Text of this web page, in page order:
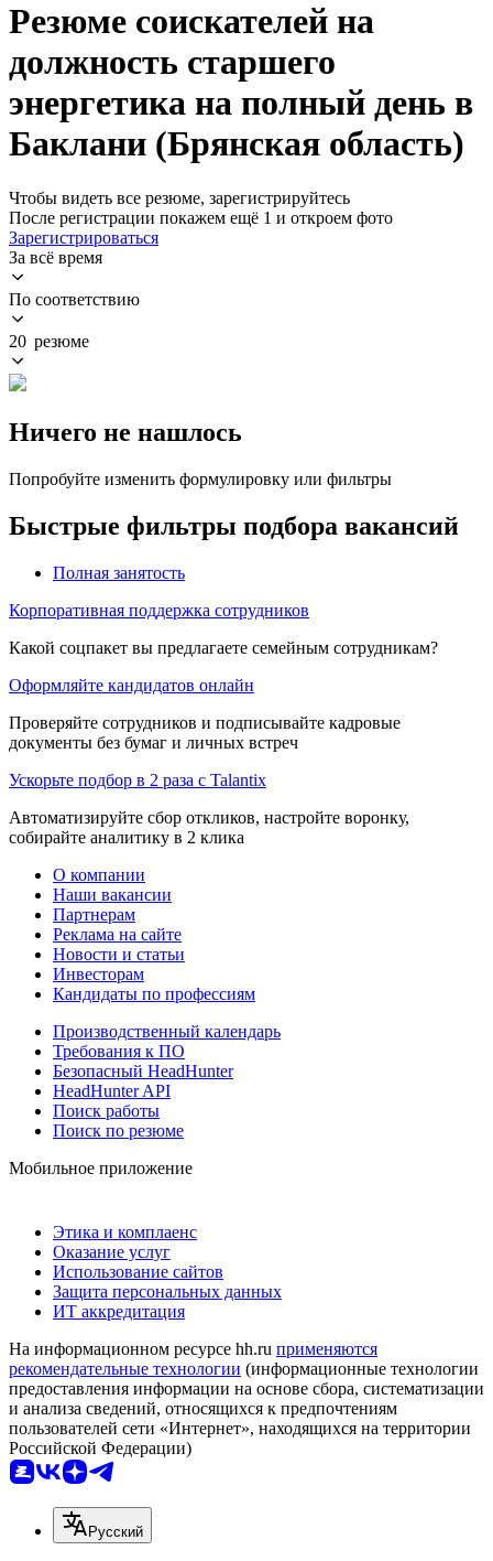
Резюме соискателей на
должность старшего
энергетика на полный день в
Баклани (Брянская область)
Чтобы видеть все резюме, зарегистрируйтесь
После регистрации покажем ещё 1 и откроем фото
Зарегистрироваться
За всё время
По соответствию
20 резюме
Ничего не нашлось
Попробуйте изменить формулировку или фильтры
Быстрые фильтры подбора вакансий
Полная занятость
Корпоративная поддержка сотрудников
Какой соцпакет вы предлагаете семейным сотрудникам?
Оформляйте кандидатов онлайн
Проверяйте сотрудников и подписывайте кадровые
документы без бумаг и личных встреч
Ускорьте подбор в 2 раза с Talantix
Автоматизируйте сбор откликов, настройте воронку,
собирайте аналитику в 2 клика
О компании
Наши вакансии
Партнерам
Реклама на сайте
Новости и статьи
Инвесторам
Кандидаты по профессиям
Производственный календарь
Требования к ПО
Безопасный HeadHunter
HeadHunter API
Поиск работы
Поиск по резюме
Мобильное приложение
Этика и комплаенс
Оказание услуг
Использование сайтов
Защита персональных данных
ИТ аккредитация
На информационном ресурсе hh.ru применяются
рекомендательные технологии (информационные технологии
предоставления информации на основе сбора, систематизации
и анализа сведений, относящихся к предпочтениям
пользователей сети «Интернет», находящихся на территории
Российской Федерации)
Русский